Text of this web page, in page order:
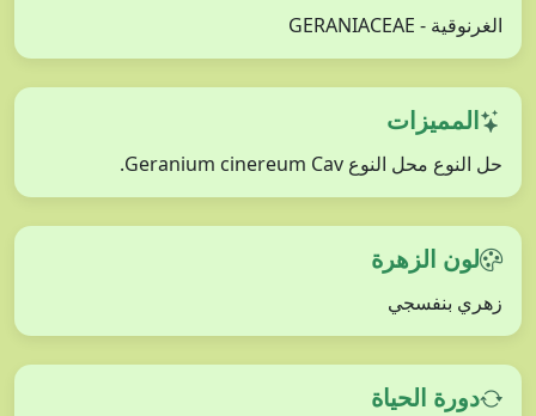
الغرنوقية - GERANIACEAE
المميزات
حل النوع محل النوع Geranium cinereum Cav.
لون الزهرة
زهري بنفسجي
دورة الحياة